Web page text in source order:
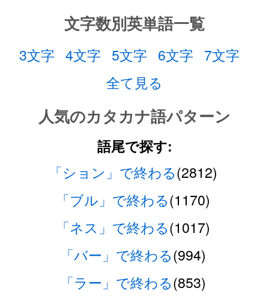
文字数別英単語一覧
3文字 4文字 5文字 6文字 7文字
全て見る
人気のカタカナ語パターン
語尾で探す:
「ション」で終わる(2812)
「ブル」で終わる(1170)
「ネス」で終わる(1017)
「バー」で終わる(994)
「ラー」で終わる(853)